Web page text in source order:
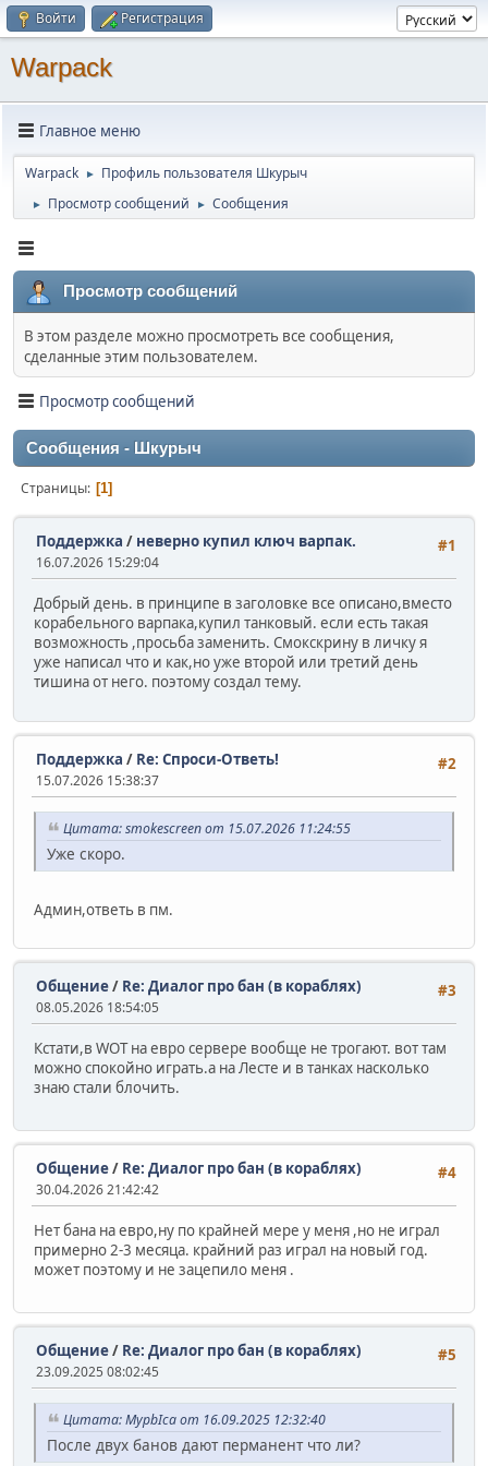
Войти Регистрация
Warpack
Главное меню
Warpack ► Профиль пользователя Шкурыч
► Просмотр сообщений ► Сообщения
Просмотр сообщений
В этом разделе можно просмотреть все сообщения,
сделанные этим пользователем.
Просмотр сообщений
Сообщения - Шкурыч
Страницы 1
#1
Поддержка / неверно купил ключ варпак.
16.07.2026 15:29:04
Добрый день. в принципе в заголовке все описано,вместо
корабельного варпака,купил танковый. если есть такая
возможность ,просьба заменить. Смокскрину в личку я
уже написал что и как,но уже второй или третий день
тишина от него. поэтому создал тему.
#2
Поддержка / Re: Cпроси-Ответь!
15.07.2026 15:38:37
Цитата: smokescreen от 15.07.2026 11:24:55
Уже скоро.
Админ,ответь в пм.
#3
Общение/ Re: Диалог про бан (в кораблях)
08.05.2026 18:54:05
Кстати,в WOT на евро сервере вообще не трогают. вот там
можно спокойно играть.а на Лесте и в танках насколько
знаю стали блочить.
#4
Общение/ Re: Диалог про бан (в кораблях)
30.04.2026 21:42:42
Нет бана на евро,ну по крайней мере у меня ,но не играл
примерно 2-3 месяца. крайний раз играл на новый год.
может поэтому и не зацепило меня .
#5
Общение/ Re: Диалог про бан (в кораблях)
23.09.2025 08:02:45
Цитата: MypbIca от 16.09.2025 12:32:40
После двух банов дают перманент что ли?